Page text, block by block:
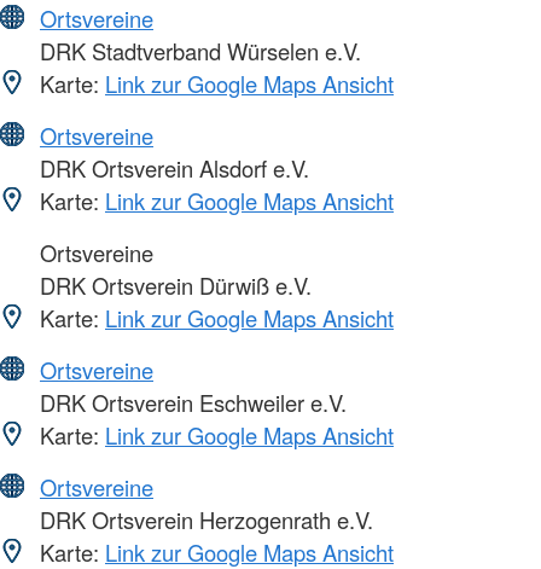
Ortsvereine
DRK Stadtverband Würselen e.V.
Karte: Link zur Google Maps Ansicht
Ortsvereine
DRK Ortsverein Alsdorf e.V.
Karte: Link zur Google Maps Ansicht
Ortsvereine
DRK Ortsverein Dürwiß e.V.
Karte: Link zur Google Maps Ansicht
Ortsvereine
DRK Ortsverein Eschweiler e.V.
Karte: Link zur Google Maps Ansicht
Ortsvereine
DRK Ortsverein Herzogenrath e.V.
Karte: Link zur Google Maps Ansicht